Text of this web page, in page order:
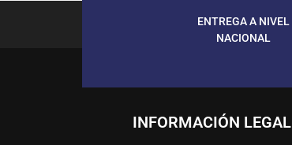
ENTREGA A NIVEL
NACIONAL
INFORMACIÓN LEGAL